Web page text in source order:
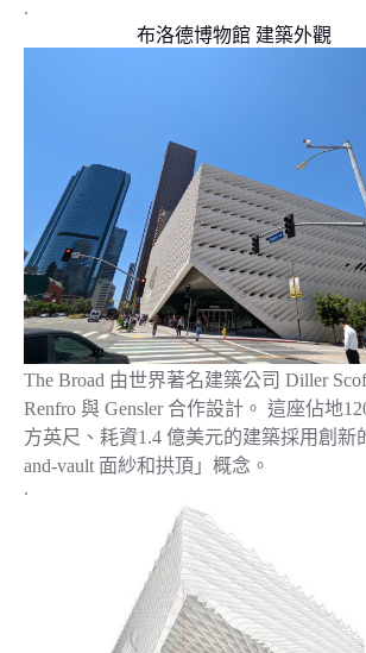
.
布洛德博物館 建築外觀
The Broad 由世界著名建築公司 Diller
Renfro 與 Gensler 合作設計。 這座佔地
方英尺、耗資1.4 億美元的建築採用創新
and-vault 面紗和拱頂」概念。
.